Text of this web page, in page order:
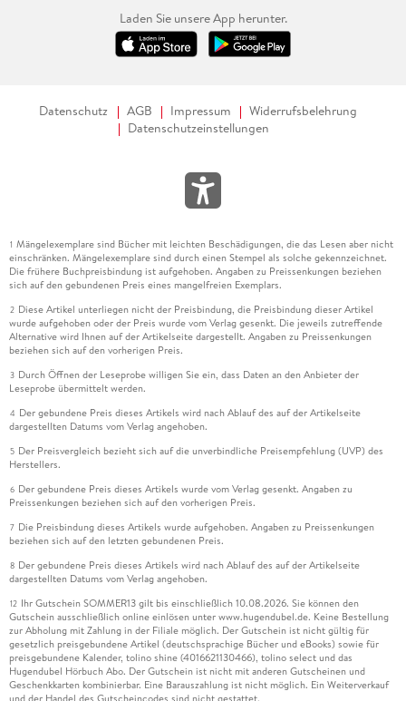
Laden Sie unsere App herunter.
Datenschutz AGB Impressum
Widerrufsbelehrung
Datenschutzeinstellungen
1 Mängelexemplare sind Bücher mit leichten Beschädigungen, die das Lesen aber nicht
einschränken. Mängelexemplare sind durch einen Stempel als solche gekennzeichnet.
Die frühere Buchpreisbindung ist aufgehoben. Angaben zu Preissenkungen beziehen
sich auf den gebundenen Preis eines mangelfreien Exemplars.
2 Diese Artikel unterliegen nicht der Preisbindung, die Preisbindung dieser Artikel
wurde aufgehoben oder der Preis wurde vom Verlag gesenkt. Die jeweils zutreffende
Alternative wird Ihnen auf der Artikelseite dargestellt. Angaben zu Preissenkungen
beziehen sich auf den vorherigen Preis.
3 Durch Öffnen der Leseprobe willigen Sie ein, dass Daten an den Anbieter der
Leseprobe übermittelt werden.
4 Der gebundene Preis dieses Artikels wird nach Ablauf des auf der Artikelseite
dargestellten Datums vom Verlag angehoben.
5 Der Preisvergleich bezieht sich auf die unverbindliche Preisempfehlung (UVP) des
Herstellers.
6 Der gebundene Preis dieses Artikels wurde vom Verlag gesenkt. Angaben zu
Preissenkungen beziehen sich auf den vorherigen Preis.
7 Die Preisbindung dieses Artikels wurde aufgehoben. Angaben zu Preissenkungen
beziehen sich auf den letzten gebundenen Preis.
8 Der gebundene Preis dieses Artikels wird nach Ablauf des auf der Artikelseite
dargestellten Datums vom Verlag angehoben.
12 Ihr Gutschein SOMMER13 gilt bis einschließlich 10.08.2026. Sie können den
Gutschein ausschließlich online einlösen unter www.hugendubel.de. Keine Bestellung
zur Abholung mit Zahlung in der Filiale möglich. Der Gutschein ist nicht gültig für
gesetzlich preisgebundene Artikel (deutschsprachige Bücher und eBooks) sowie für
preisgebundene Kalender, tolino shine (4016621130466), tolino select und das
Hugendubel Hörbuch Abo. Der Gutschein ist nicht mit anderen Gutscheinen und
Geschenkkarten kombinierbar. Eine Barauszahlung ist nicht möglich. Ein Weiterverkauf